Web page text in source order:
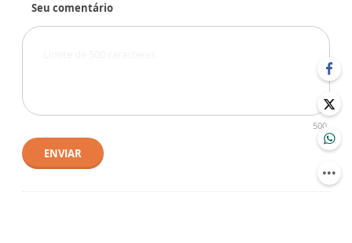
Seu comentário
500
ENVIAR